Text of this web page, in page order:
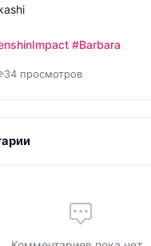
#Barbara
34 просмотров